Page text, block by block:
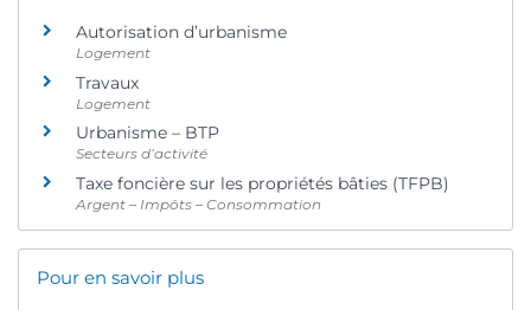
Autorisation d’urbanisme
Logement
Travaux
Logement
Urbanisme – BTP
Secteurs d’activité
Taxe foncière sur les propriétés bâties (TFPB)
Argent – Impôts – Consommation
Pour en savoir plus